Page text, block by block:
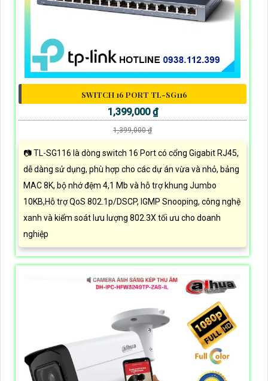
SWITCH 16 PORT TL-SG116
1,399,000 ₫
1,399,000 ₫
📷 TL-SG116 là dòng switch 16 Port có cổng Gigabit RJ45,
dễ dàng sử dụng, phù hợp cho các dự án vừa và nhỏ, bảng
MAC 8K, bộ nhớ đệm 4,1 Mb và hỗ trợ khung Jumbo
10KB,Hỗ trợ QoS 802.1p/DSCP, IGMP Snooping, công nghệ
xanh và kiểm soát lưu lượng 802.3X tối ưu cho doanh
nghiệp